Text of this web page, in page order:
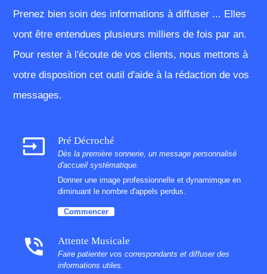
Prenez bien soin des informations à diffuser ... Elles
vont être entendues plusieurs milliers de fois par an.
Pour rester à l'écoute de vos clients, nous mettons à
votre disposition cet outil d'aide à la rédaction de vos
messages.
input Pré Décroché
Dès la première sonnerie, un message personnalisé
d'accueil systématique.
Donner une image professionnelle et dynamimque en
diminuant le nombre d'appels perdus.
Commencer
phone_in_talk Attente Musicale
Faire patienter vos correspondants et diffuser des
informations utiles.